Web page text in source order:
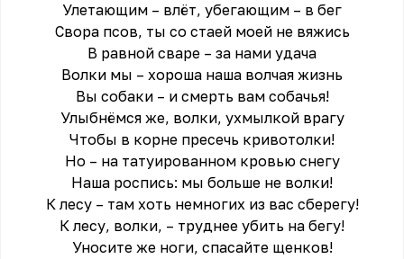
Улетающим – влёт, убегающим – в бег
Свора псов, ты со стаей моей не вяжись
В равной сваре – за нами удача
Волки мы – хороша наша волчая жизнь
Вы собаки – и смерть вам собачья!
Улыбнёмся же, волки, ухмылкой врагу
Чтобы в корне пресечь кривотолки!
Но – на татуированном кровью снегу
Наша роспись: мы больше не волки!
К лесу – там хоть немногих из вас сберегу!
К лесу, волки, – труднее убить на бегу!
Уносите же ноги, спасайте щенков!